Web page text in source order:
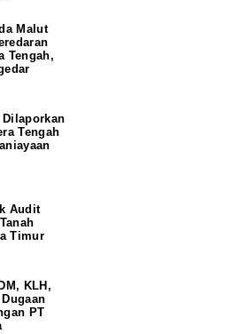
Malut
Tengah,
Dilaporkan
Tengah
Audit
Timur
KLH,
PT